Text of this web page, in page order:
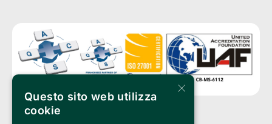
×
Questo sito web utilizza
cookie